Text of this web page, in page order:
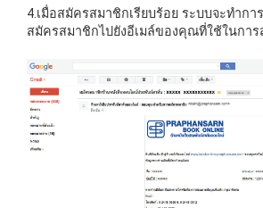
4.เมื่อสมัครสมาชิกเรียบร้อย ระบบจะทำกา
สมัครสมาชิกไปยังอีเมล์ของคุณที่ใช้ในการ